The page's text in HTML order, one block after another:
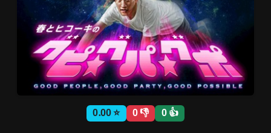
اشتراک‌ها
👍 0
👎 0
⭐ 0.00